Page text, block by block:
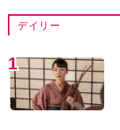
デイリー
1